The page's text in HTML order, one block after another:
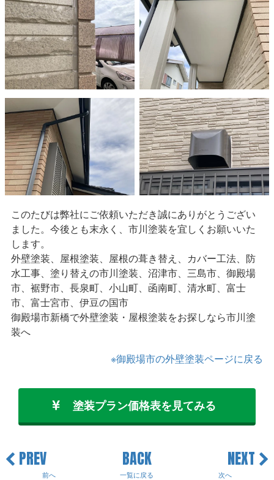
このたびは弊社にご依頼いただき誠にありがとうござい
ました。今後とも末永く、市川塗装を宜しくお願いいた
します。
外壁塗装、屋根塗装、屋根の葺き替え、カバー工法、防
水工事、塗り替えの市川塗装、沼津市、三島市、御殿場
市、裾野市、長泉町、小山町、函南町、清水町、富士
市、富士宮市、伊豆の国市
御殿場市新橋で外壁塗装・屋根塗装をお探しなら市川塗
装へ
※御殿場市の外壁塗装ページに戻る
塗装プラン価格表を見てみる
PREV
前へ
BACK
一覧に戻る
NEXT
次へ